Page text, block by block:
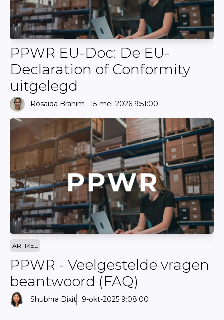
PPWR EU-Doc: De EU-
Declaration of Conformity
uitgelegd
Rosaida Brahim 15-mei-2026 9:51:00
ARTIKEL
PPWR - Veelgestelde vragen
beantwoord (FAQ)
Shubhra Dixit 9-okt-2025 9:08:00